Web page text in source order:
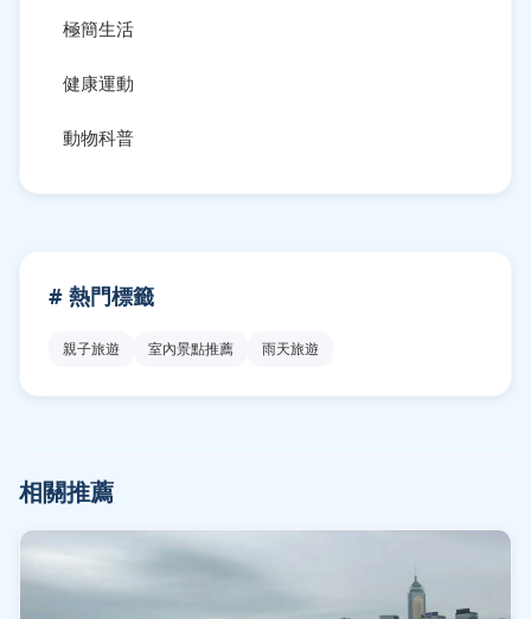
極簡生活
健康運動
動物科普
# 熱門標籤
親子旅遊 室內景點推薦 雨天旅遊
相關推薦